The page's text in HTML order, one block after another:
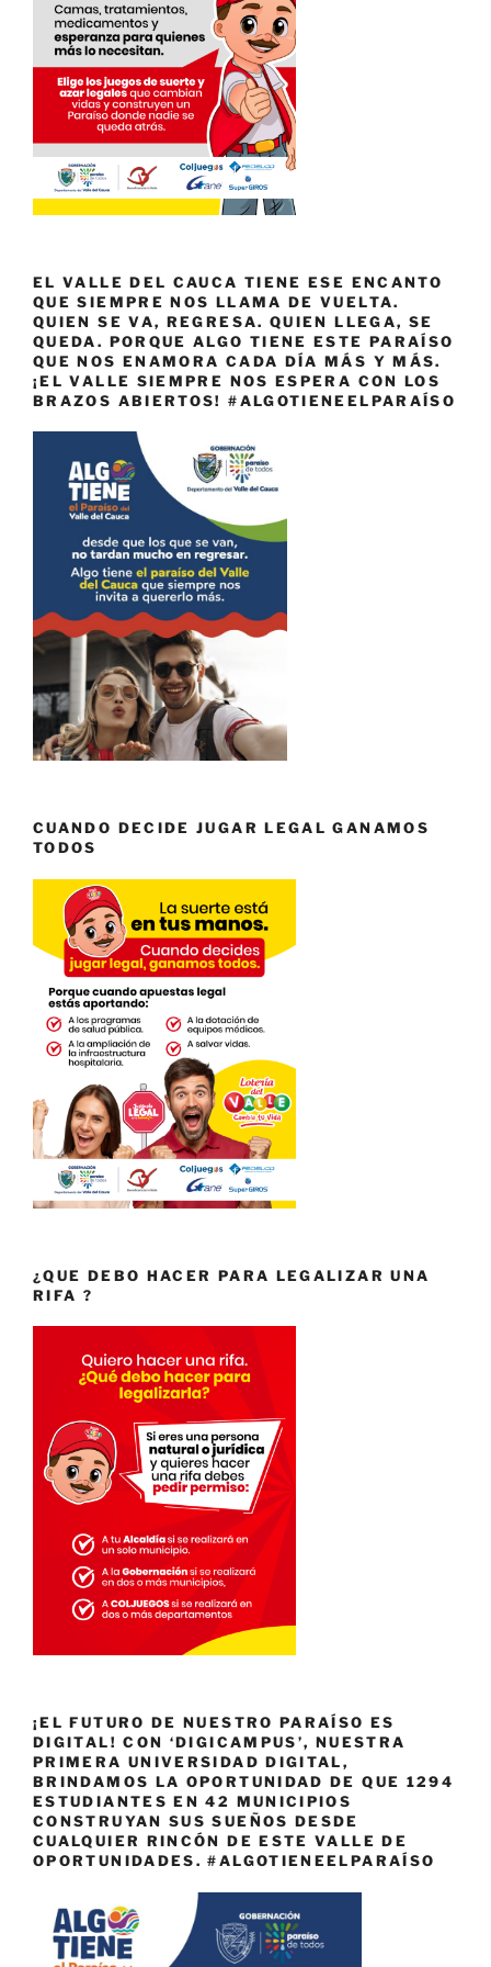
EL VALLE DEL CAUCA TIENE ESE ENCANTO
QUE SIEMPRE NOS LLAMA DE VUELTA.
QUIEN SE VA, REGRESA. QUIEN LLEGA, SE
QUEDA. PORQUE ALGO TIENE ESTE PARAÍSO
QUE NOS ENAMORA CADA DÍA MÁS Y MÁS.
¡EL VALLE SIEMPRE NOS ESPERA CON LOS
BRAZOS ABIERTOS! #ALGOTIENEELPARAÍSO
CUANDO DECIDE JUGAR LEGAL GANAMOS
TODOS
¿QUE DEBO HACER PARA LEGALIZAR UNA
RIFA ?
¡EL FUTURO DE NUESTRO PARAÍSO ES
DIGITAL! CON ‘DIGICAMPUS’, NUESTRA
PRIMERA UNIVERSIDAD DIGITAL,
BRINDAMOS LA OPORTUNIDAD DE QUE 1294
ESTUDIANTES EN 42 MUNICIPIOS
CONSTRUYAN SUS SUEÑOS DESDE
CUALQUIER RINCÓN DE ESTE VALLE DE
OPORTUNIDADES. #ALGOTIENEELPARAÍSO